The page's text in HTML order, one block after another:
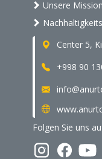
Unsere Mission
Center 5,
+998 90
Folgen Sie uns